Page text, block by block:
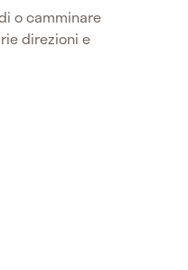
o camminare
direzioni e